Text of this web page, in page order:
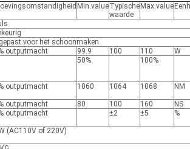
Min.valueTypische
waarde
Max.value
voor het schoonmaken
outputmacht 99.9 100 110
W
50% 100%
outputmacht 1060 1064 1068 NM
outputmacht 80 100 160
NS
outputmacht ±2 ±5 %
(AC110V of 220V)